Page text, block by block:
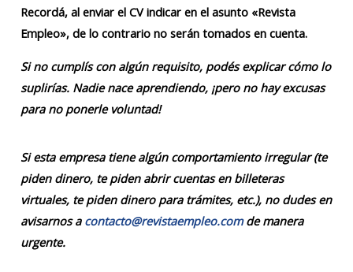
Recordá, al enviar el CV indicar en el asunto «Revista
Empleo», de lo contrario no serán tomados en cuenta.
Si no cumplís con algún requisito, podés explicar cómo lo
suplirías. Nadie nace aprendiendo, ¡pero no hay excusas
para no ponerle voluntad!
Si esta empresa tiene algún comportamiento irregular (te
piden dinero, te piden abrir cuentas en billeteras
virtuales, te piden dinero para trámites, etc.), no dudes en
avisarnos a contacto@revistaempleo.comde manera
urgente.